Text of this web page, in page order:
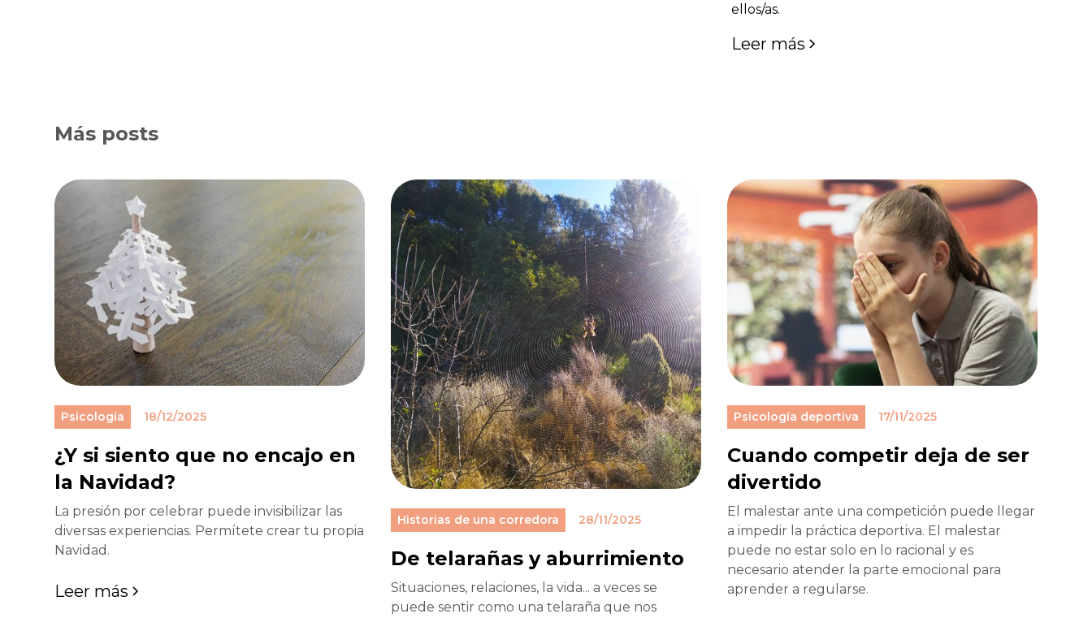
ellos/as.
Leer más
Más posts
Psicología 18/12/2025
¿Y si siento que no encajo en
la Navidad?
La presión por celebrar puede invisibilizar las
diversas experiencias. Permítete crear tu propia
Navidad.
Leer más
Historias de una corredora 28/11/2025
De telarañas y aburrimiento
Situaciones, relaciones, la vida... a veces se
puede sentir como una telaraña que nos
Psicología deportiva 17/11/2025
Cuando competir deja de ser
divertido
El malestar ante una competición puede llegar
a impedir la práctica deportiva. El malestar
puede no estar solo en lo racional y es
necesario atender la parte emocional para
aprender a regularse.